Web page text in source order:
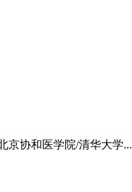
京协和医学院/清华大学...